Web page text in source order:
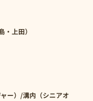
上田）
ー）/溝内（シニアオ